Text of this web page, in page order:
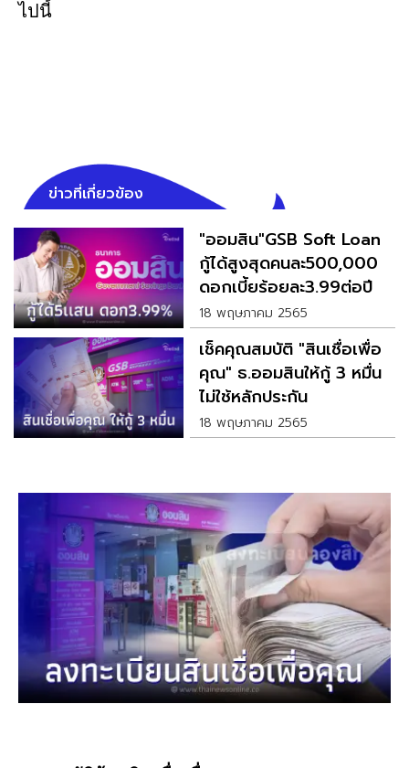
ไปนี้
ข่าวที่เกี่ยวข้อง
"ออมสิน"GSB Soft Loan
กู้ได้สูงสุดคนละ500,000
ดอกเบี้ยร้อยละ3.99ต่อปี
18 พฤษภาคม 2565
เช็คคุณสมบัติ "สินเชื่อเพื่อ
คุณ" ธ.ออมสินให้กู้ 3 หมื่น
ไม่ใช้หลักประกัน
18 พฤษภาคม 2565